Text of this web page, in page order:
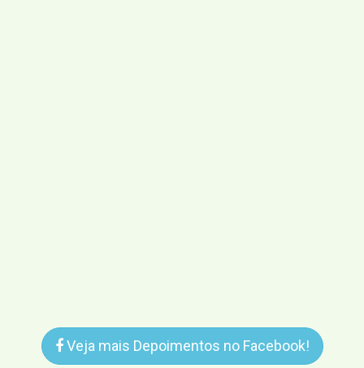
Veja mais Depoimentos no Facebook!